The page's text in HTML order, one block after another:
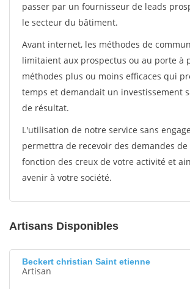
passer par un fournisseur de leads
le secteur du bâtiment.
Avant internet, les méthodes de
limitaient aux prospectus ou au porte à
méthodes plus ou moins efficaces qui
temps et demandait un investissement
de résultat.
L'utilisation de notre service sans
permettra de recevoir des demandes de
fonction des creux de votre activité et
avenir à votre société.
Artisans Disponibles
Beckert christian Saint etienne
Artisan